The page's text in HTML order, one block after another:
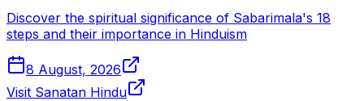
Discover the spiritual significance of Sabarimala's 18
steps and their importance in Hinduism
8 August, 2026
Visit Sanatan Hindu